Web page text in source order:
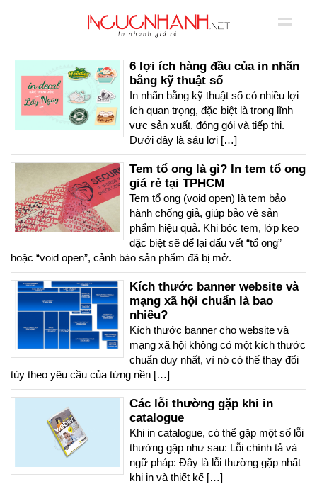
6 lợi ích hàng đầu của in nhãn
bằng kỹ thuật số
In nhãn bằng kỹ thuật số có nhiều lợi
ích quan trọng, đặc biệt là trong lĩnh
vực sản xuất, đóng gói và tiếp thị.
Dưới đây là sáu lợi […]
Tem tổ ong là gì? In tem tổ ong
giá rẻ tại TPHCM
Tem tổ ong (void open) là tem bảo
hành chống giả, giúp bảo vệ sản
phẩm hiệu quả. Khi bóc tem, lớp keo
đặc biệt sẽ để lại dấu vết “tổ ong”
hoặc “void open”, cảnh báo sản phẩm đã bị mở.
Kích thước banner website và
mạng xã hội chuẩn là bao
nhiêu?
Kích thước banner cho website và
mạng xã hội không có một kích thước
chuẩn duy nhất, vì nó có thể thay đổi
tùy theo yêu cầu của từng nền […]
Các lỗi thường gặp khi in
catalogue
Khi in catalogue, có thể gặp một số lỗi
thường gặp như sau: Lỗi chính tả và
ngữ pháp: Đây là lỗi thường gặp nhất
khi in và thiết kế […]